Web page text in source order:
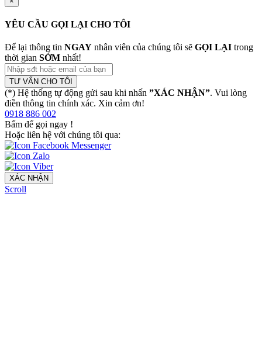
YÊU CẦU GỌI LẠI CHO TÔI
Để lại thông tin NGAY nhân viên của chúng tôi sẽ GỌI LẠI trong
thời gian SỚM nhất!
TƯ VẤN CHO TÔI
(*) Hệ thống tự động gửi sau khi nhấn ”XÁC NHẬN”. Vui lòng
điền thông tin chính xác. Xin cảm ơn!
0918 886 002
Bấm để gọi ngay !
Hoặc liên hệ với chúng tôi qua:
XÁC NHẬN
Scroll